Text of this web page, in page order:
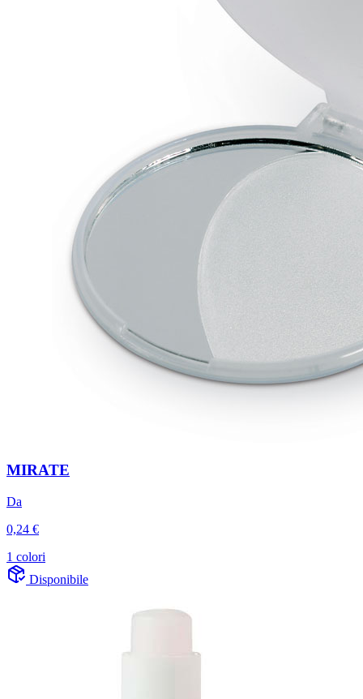
MIRATE
Da
0,24 €
1 colori
Disponibile